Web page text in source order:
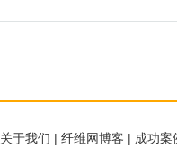
关于我们 | 纤维网博客 | 成功案